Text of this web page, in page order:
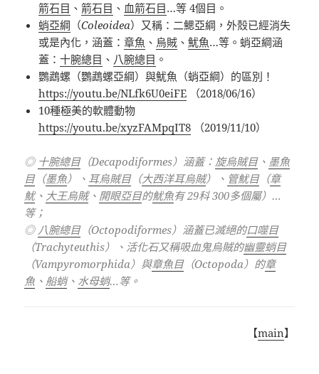
箭石目 、箭石目 、 血箭石目…等 4個目。
蛸亞綱 （Coleoidea）又稱：二鰓亞綱，外殼已經消失
或是內化，涵蓋：章魚 、 烏賊 、魷魚…等。蛸亞綱涵
蓋：十腕總目 、 八腕總目 。
鸚鵡螺（鸚鵡螺亞綱）與魷魚（蛸亞綱）的區別！
https://youtu.be/NLfk6U0eiFE
（2018/06/16）
10種極美的軟體動物
https://youtu.be/xyzFAMpqIT8 （2019/11/10）
◎ 十腕總目（Decapodiformes）涵蓋： 旋烏賊目、 墨魚
目（墨魚）、 耳烏賊目（大西洋耳烏賊）、 管魷目（章
魷、 大王烏賊、 開眼亞目的魷魚有29科300多個屬）…
等；
◎ 八腕總目（Octopodiformes）涵蓋已滅絕的口噬目
（Trachyteuthis）、活化石又稱吸血鬼烏賊的幽靈蛸目
（Vampyromorphida）與章魚目（Octopoda）的章
魚 、 船蛸、 水母蛸…等。
【main】